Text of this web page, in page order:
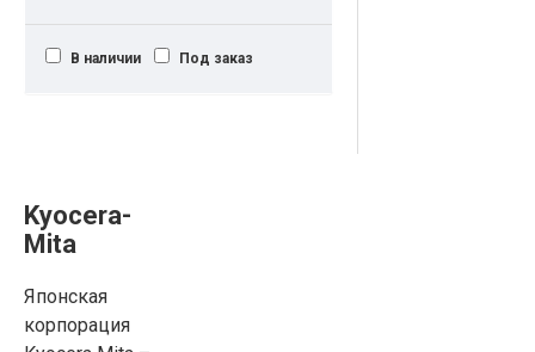
В наличии Под заказ
Kyocera-
Mita
Японская
корпорация